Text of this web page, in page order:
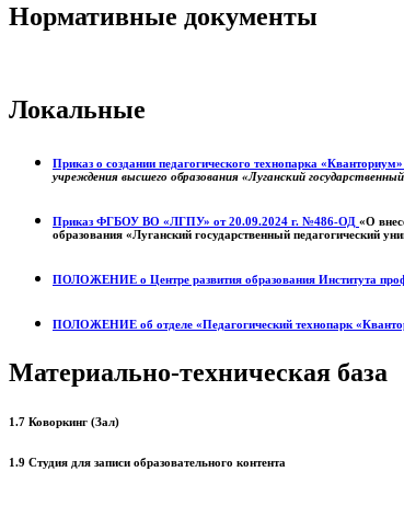
Нормативные документы
Локальные
Приказ о создании педагогического технопарка
учреждения высшего образования «Луганский
Приказ ФГБОУ ВО «ЛГПУ» от 20.09.2024 г. №486-ОД «О
образования «Луганский государственный педагогический
ПОЛОЖЕНИЕ о Центре развития образования Института
ПОЛОЖЕНИЕ об отделе «Педагогический технопарк
Материально-техническая база
1.7 Коворкинг (Зал)
1.9 Студия для записи образовательного контента